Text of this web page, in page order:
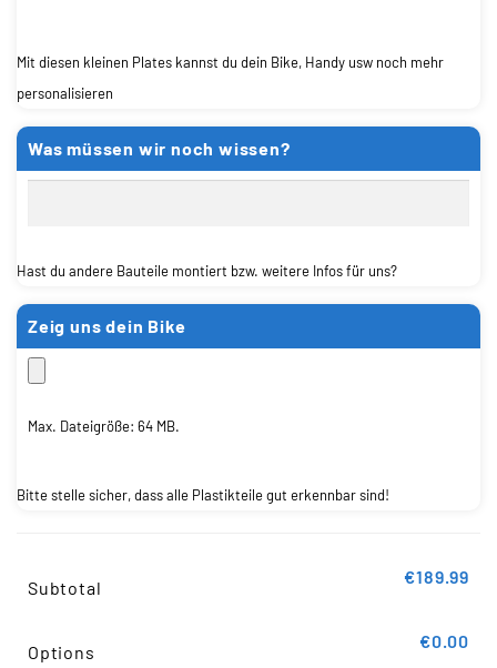
Mit diesen kleinen Plates kannst du dein Bike, Handy usw noch mehr
personalisieren
Was müssen wir noch wissen?
Hast du andere Bauteile montiert bzw. weitere Infos für uns?
Zeig uns dein Bike
Max. Dateigröße: 64 MB.
Bitte stelle sicher, dass alle Plastikteile gut erkennbar sind!
Subtotal
€189.99
Options
€0.00